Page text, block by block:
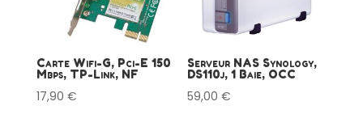
Carte Wifi-G, Pci-E 150
Mbps, TP-Link, NF
17,90 €
Serveur NAS Synology,
DS110j, 1 Baie, OCC
59,00€